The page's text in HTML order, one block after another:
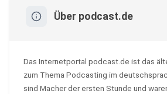
Über podcast.de
Das Internetportal podcast.de ist das
zum Thema Podcasting im
sind Macher der ersten Stunde und